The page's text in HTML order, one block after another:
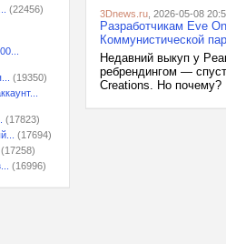
(22456)
(19350)
(17823)
(17694)
(17258)
(16996)
3Dnews.ru , 2026-05-08
Разработчикам Eve
Коммунистической
Недавний выкуп у
ребрендингом —
Creations. Но почему?